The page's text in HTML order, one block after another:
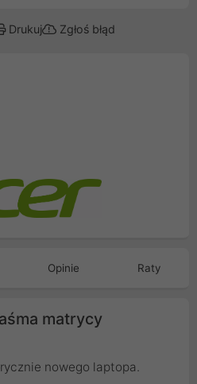
Drukuj Zgłoś błąd
Opinie Raty
matrycy
nowego laptopa.